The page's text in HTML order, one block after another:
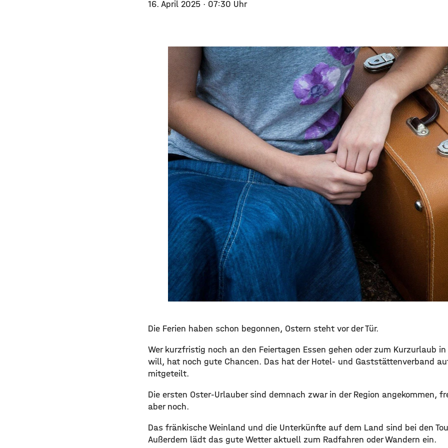
16. April 2025 · 07:30 Uhr
Die Ferien haben schon begonnen, Ostern steht vor der Tür.
Wer kurzfristig noch an den Feiertagen Essen gehen oder zum Kurzurlaub in
will, hat noch gute Chancen. Das hat der Hotel- und Gaststättenverband
mitgeteilt.
Die ersten Oster-Urlauber sind demnach zwar in der Region angekommen,
aber noch.
Das fränkische Weinland und die Unterkünfte auf dem Land sind bei den
Außerdem lädt das gute Wetter aktuell zum Radfahren oder Wandern ein.